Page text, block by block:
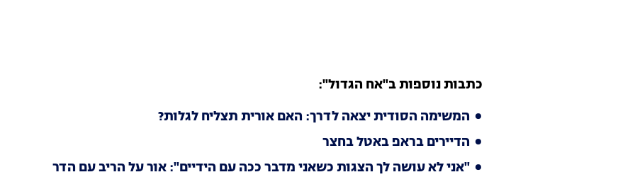
כתבות נוספות ב"אח הגדול":
המשימה הסודית יצאה לדרך: האם אורית תצליח לגלות?
הדיירים בראפ באטל בחצר
"אני לא עושה לך הצגות כשאני מדבר ככה עם הידיים": אור על הריב עם הדר